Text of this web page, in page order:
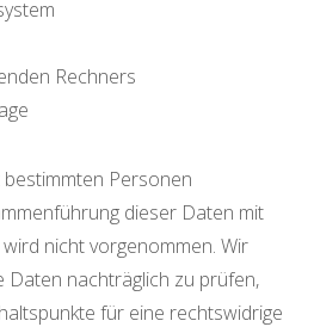
Rechners
Personen
dieser Daten mit
nicht vorgenommen. Wir
Daten nachträglich zu prüfen,
für eine rechtswidrige